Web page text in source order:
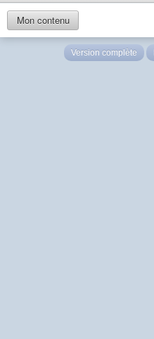
Mon contenu
Version complète